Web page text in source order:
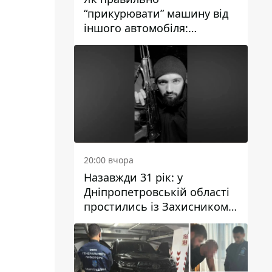
“прикурювати” машину від
іншого автомобіля:
інструкція для водіїв
20:00 вчора
Назавжди 31 рік: у
Дніпропетровській області
простились із Захисником
Олександром Рєпіним